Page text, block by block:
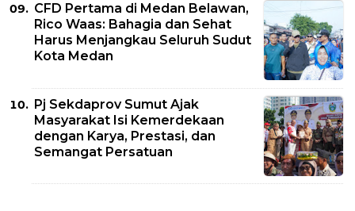
CFD Pertama di Medan Belawan,
Rico Waas: Bahagia dan Sehat
Harus Menjangkau Seluruh Sudut
Kota Medan
Pj Sekdaprov Sumut Ajak
Masyarakat Isi Kemerdekaan
dengan Karya, Prestasi, dan
Semangat Persatuan